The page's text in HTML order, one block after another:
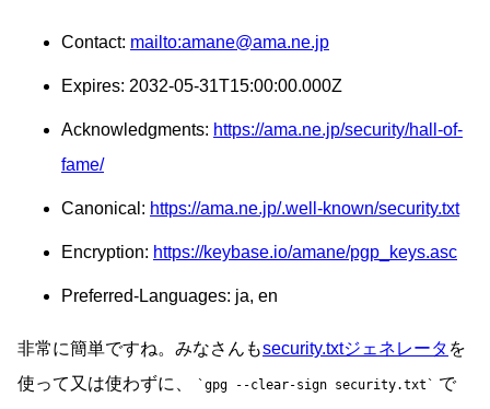
Contact: mailto:amane@ama.ne.jp
Expires: 2032-05-31T15:00:00.000Z
Acknowledgments: https://ama.ne.jp/security/hall-of-
fame/
Canonical: https://ama.ne.jp/.well-known/security.txt
Encryption: https://keybase.io/amane/pgp_keys.asc
Preferred-Languages: ja, en
非常に簡単ですね。みなさんもsecurity.txtジェネレータ を
使って又は使わずに、
gpg --clear-sign security.txt
で